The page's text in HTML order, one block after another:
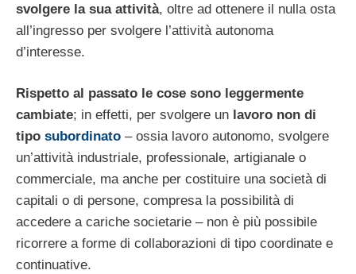
svolgere la sua attività, oltre ad ottenere il nulla osta
all’ingresso per svolgere l’attività autonoma
d’interesse.
Rispetto al passato le cose sono leggermente
cambiate; in effetti, per svolgere un lavoro non di
tipo subordinato – ossia lavoro autonomo, svolgere
un’attività industriale, professionale, artigianale o
commerciale, ma anche per costituire una società di
capitali o di persone, compresa la possibilità di
accedere a cariche societarie – non è più possibile
ricorrere a forme di collaborazioni di tipo coordinate e
continuative.